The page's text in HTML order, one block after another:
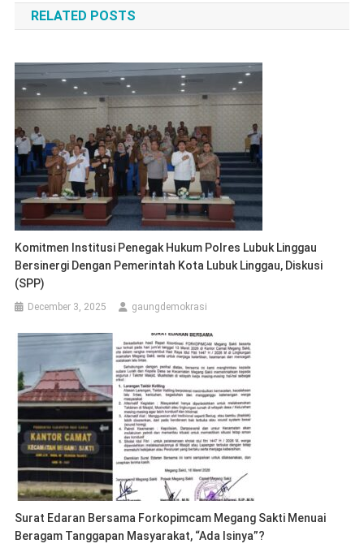
RELATED POSTS
Komitmen Institusi Penegak Hukum Polres Lubuk Linggau
Bersinergi Dengan Pemerintah Kota Lubuk Linggau, Diskusi
(SPP)
December 3, 2025 gaungdemokrasi
Surat Edaran Bersama Forkopimcam Megang Sakti Menuai
Beragam Tanggapan Masyarakat, “Ada Isinya”?